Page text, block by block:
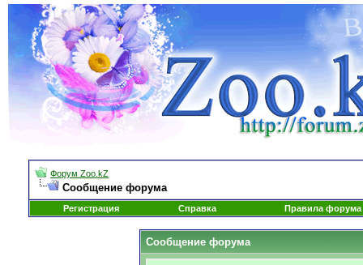
Форум Zoo.kZ
Сообщение форума
Регистрация Справка Правила форума
Сообщение форума